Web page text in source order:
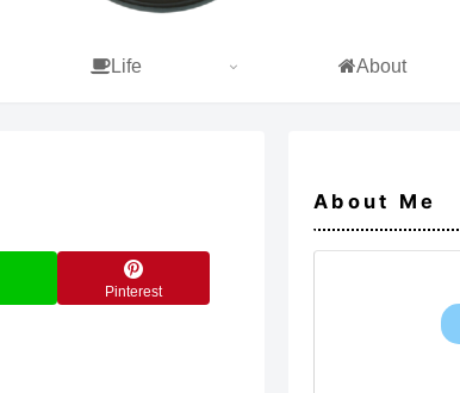
Life About
Pinterest
About Me